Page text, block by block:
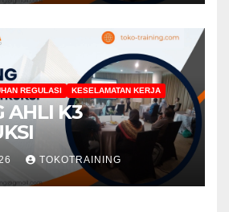
REGULASI KESELAMATAN KERJA
AHLI K3
TOKOTRAINING